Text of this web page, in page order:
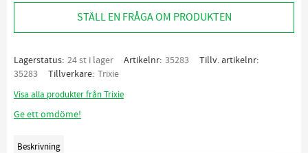
STÄLL EN FRÅGA OM PRODUKTEN
Lagerstatus 24 st i lager Artikelnr 35283
Tillv. artikelnr
35283
Tillverkare Trixie
Visa alla produkter från Trixie
Ge ett omdöme!
Beskrivning